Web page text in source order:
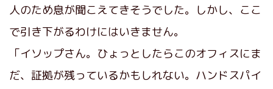
人のため息が聞こえてきそうでした。しかし、ここ
で引き下がるわけにはいきません。
「イソップさん。ひょっとしたらこのオフィスにま
だ、証拠が残っているかもしれない。ハンドスパイ